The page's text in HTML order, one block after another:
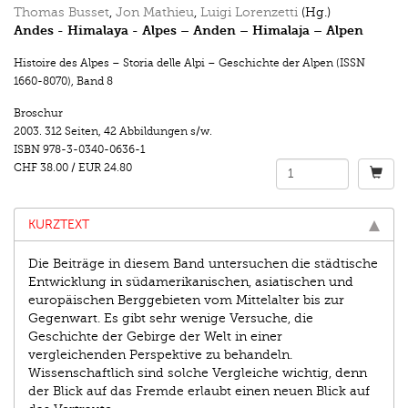
Thomas Busset Jon Mathieu Luigi Lorenzetti (Hg.)
Andes - Himalaya - Alpes – Anden – Himalaja – Alpen
Histoire des Alpes – Storia delle Alpi – Geschichte der Alpen (ISSN
1660-8070), Band 8
Broschur
2003. 312 Seiten, 42 Abbildungen s/w.
ISBN 978-3-0340-0636-1
CHF 38.00 / EUR 24.80
KURZTEXT
Die Beiträge in diesem Band untersuchen die städtische
Entwicklung in südamerikanischen, asiatischen und
europäischen Berggebieten vom Mittelalter bis zur
Gegenwart. Es gibt sehr wenige Versuche, die
Geschichte der Gebirge der Welt in einer
vergleichenden Perspektive zu behandeln.
Wissenschaftlich sind solche Vergleiche wichtig, denn
der Blick auf das Fremde erlaubt einen neuen Blick auf